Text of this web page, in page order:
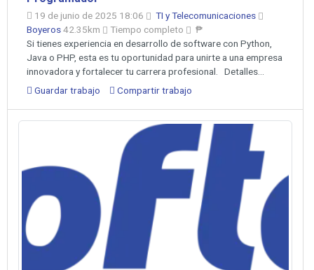
19 de junio de 2025 18:06
TI y Telecomunicaciones
Boyeros42.35km Tiempo completo
₱
Si tienes experiencia en desarrollo de software con Python,
Java o PHP, esta es tu oportunidad para unirte a una empresa
innovadora y fortalecer tu carrera profesional. Detalles...
Guardar trabajo
Compartir trabajo